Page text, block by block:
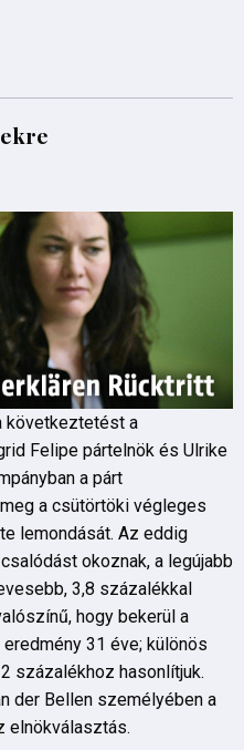
következtetést a
Felipe pártelnök és Ulrike
a párt
a csütörtöki végleges
lemondását. Az eddig
okoznak, a legújabb
3,8 százalékkal
hogy bekerül a
31 éve; különös
százalékhoz hasonlítjuk.
der Bellen személyében a
elnökválasztás.